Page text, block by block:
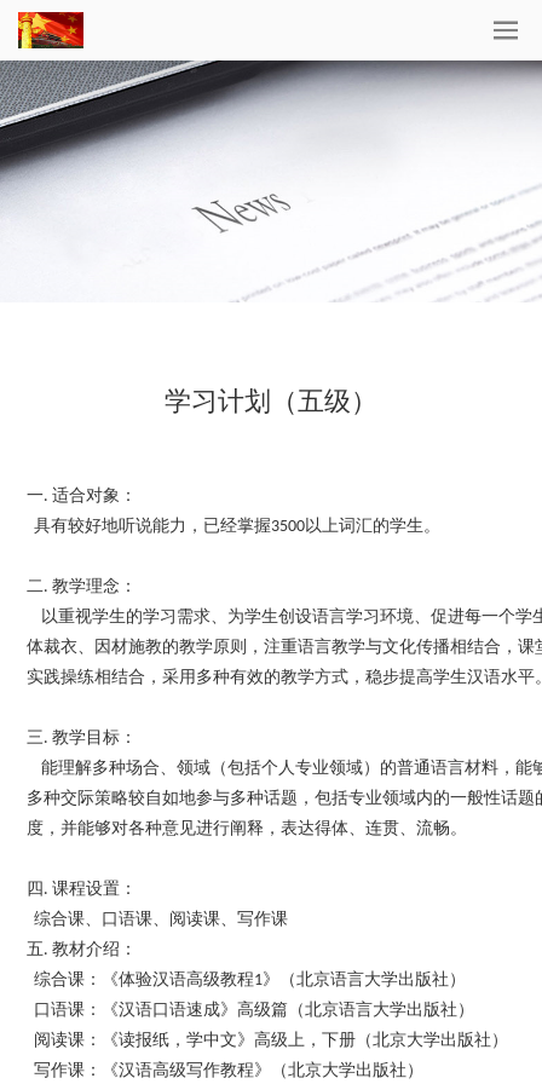
学习计划（五级）
一. 适合对象：
具有较好地听说能力，已经掌握3500以上词汇的学生。
二. 教学理念：
以重视学生的学习需求、为学生创设语言学习环境、促进每一个学
体裁衣、因材施教的教学原则，注重语言教学与文化传播相结合，
实践操练相结合，采用多种有效的教学方式，稳步提高学生汉语水平
三. 教学目标：
能理解多种场合、领域（包括个人专业领域）的普通语言材料，能
多种交际策略较自如地参与多种话题，包括专业领域内的一般性话
度，并能够对各种意见进行阐释，表达得体、连贯、流畅。
四. 课程设置：
综合课、口语课、阅读课、写作课
五. 教材介绍：
综合课：《体验汉语高级教程1》（北京语言大学出版社）
口语课：《汉语口语速成》高级篇（北京语言大学出版社）
阅读课：《读报纸，学中文》高级上，下册（北京大学出版社）
写作课：《汉语高级写作教程》（北京大学出版社）